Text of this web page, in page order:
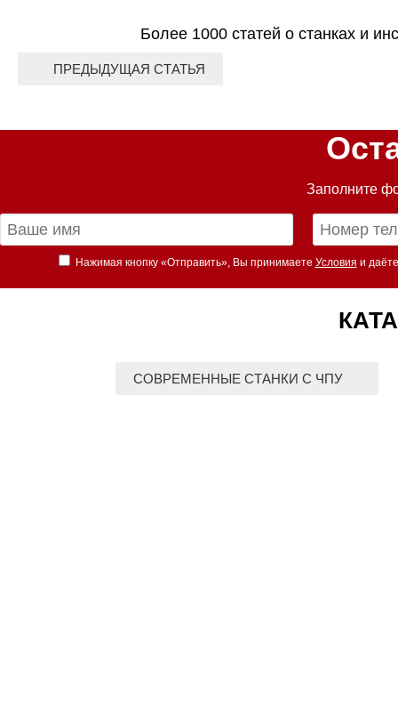
Более 1000 статей о станках и
ПРЕДЫДУЩАЯ СТАТЬЯ
Заполните
Нажимая кнопку «Отправить», Вы принимаете Условия и
СОВРЕМЕННЫЕ СТАНКИ С ЧПУ